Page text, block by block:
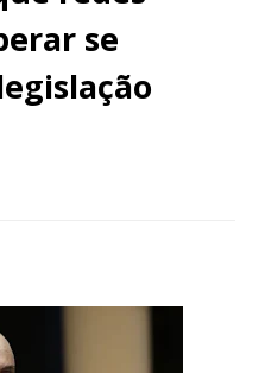
se